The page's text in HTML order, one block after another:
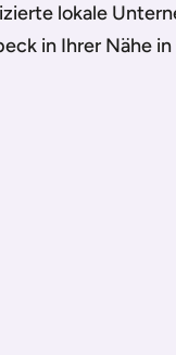
lokale
in Ihrer Nähe